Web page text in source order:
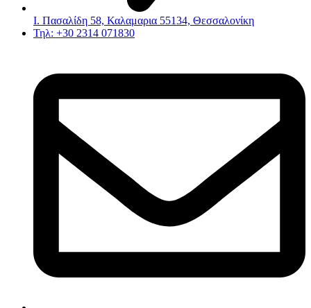
Ι. Πασαλίδη 58, Καλαμαρια 55134, Θεσσαλονίκη
Τηλ: +30 2314 071830